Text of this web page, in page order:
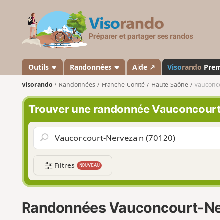
s
a
n
d
o
Outils Randonnées Aide ↗ Visorando
Visorando Randonnées Franche-Comté Haute-Saône
Trouver une randonnée
Filtres NOUVEAU
Randonnées Vauconcourt-